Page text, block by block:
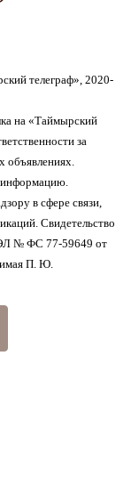
телеграф», 2020-
на «Таймырский
за
информацию.
в сфере связи,
Свидетельство
ЭЛ № ФС 77-59649 от
П. Ю.